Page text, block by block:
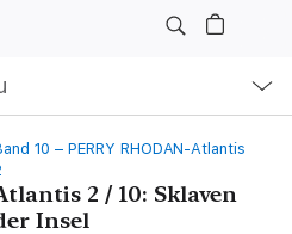
10 – PERRY RHODAN-Atlantis
2 / 10: Sklaven
Insel